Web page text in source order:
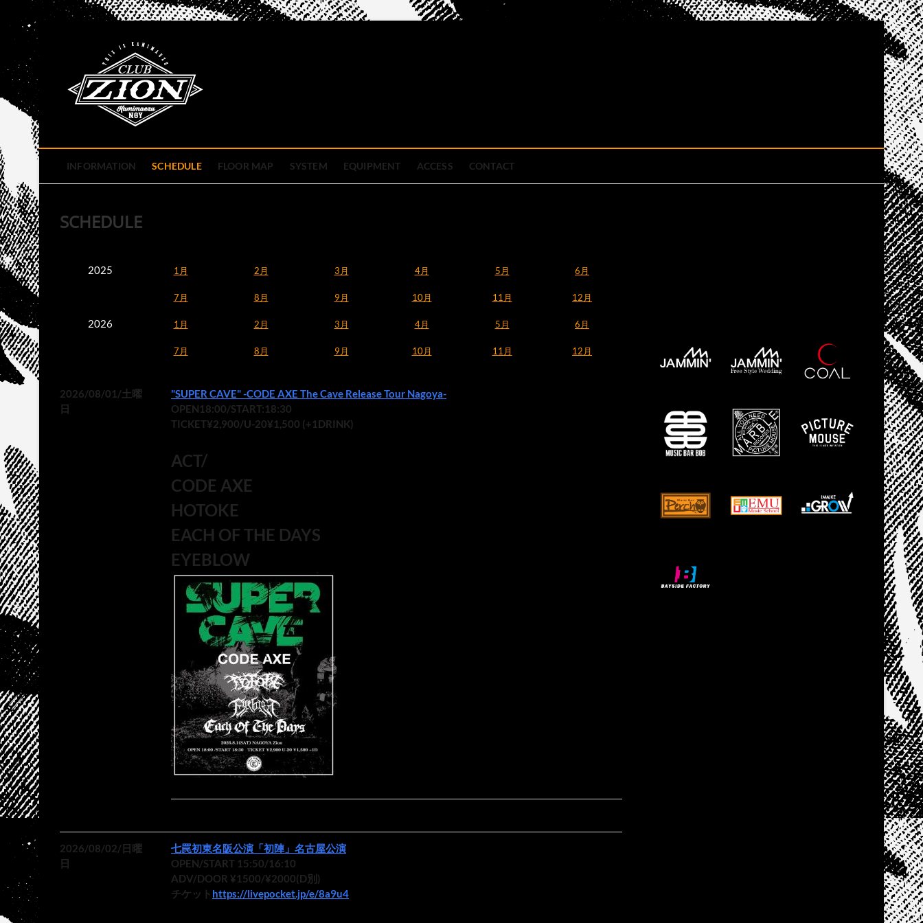
content
INFORMATION SCHEDULE FLOOR MAP SYSTEM EQUIPMENT ACCESS CONTACT
SCHEDULE
2025 1月 2月 3月 4月 5月 6月
7月 8月 9月 10月 11月 12月
2026 1月 2月 3月 4月 5月 6月
7月 8月 9月 10月 11月 12月
2026/08/01/土曜
日
"SUPER CAVE" -CODE AXE The Cave Release Tour Nagoya-
OPEN18:00/START:18:30
TICKET¥2,900/U-20¥1,500 (+1DRINK)
ACT/
CODE AXE
HOTOKE
EACH OF THE DAYS
EYEBLOW
2026/08/02/日曜
日
七罠初東名阪公演「初陣」名古屋公演
OPEN/START 15:50/16:10
ADV/DOOR ¥1500/¥2000(D別)
チケット https://livepocket.jp/e/8a9u4